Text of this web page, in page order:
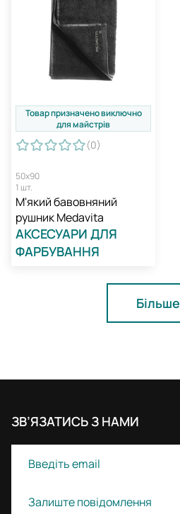
Товар призначено виключно
для майстрів
(0)
50х90
1 шт.
М'який бавовняний
рушник Medavita
АКСЕСУАРИ ДЛЯ
ФАРБУВАННЯ
Більше
ЗВ’ЯЗАТИСЬ З НАМИ